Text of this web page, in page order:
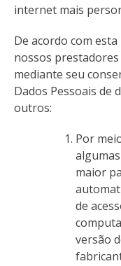
internet mais
De acordo com
nossos
mediante seu
Dados Pessoais de
outros:
Por
maior
de
versão